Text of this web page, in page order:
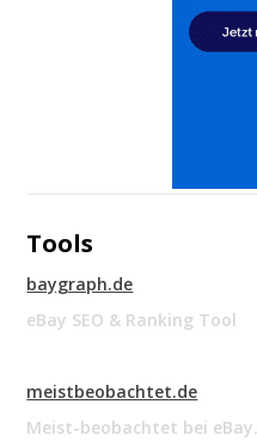
Tools
baygraph.de
eBay SEO & Ranking Tool
meistbeobachtet.de
Meist-beobachtet bei eBay.